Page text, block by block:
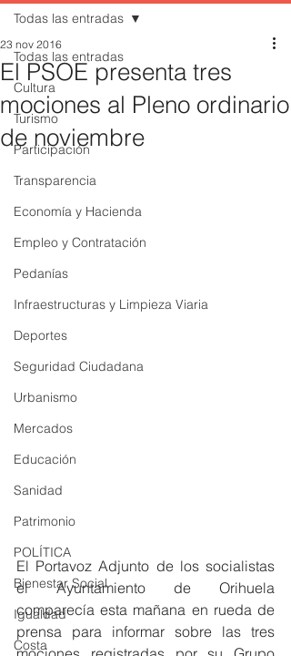
Todas las entradas
Cultura
Turismo
Participación
Transparencia
Economía y Hacienda
Empleo y Contratación
Pedanías
Infraestructuras y Limpieza Viaria
Deportes
Seguridad Ciudadana
Urbanismo
Mercados
Educación
Sanidad
Patrimonio
POLÍTICA
Bienestar Social
Igualdad
Costa
Todas las entradas
El PSOE presenta tres
mociones al Pleno ordinario
de noviembre
23 nov 2016
El Portavoz Adjunto de los socialistas
el Ayuntamiento de Orihuela
comparecía esta mañana en rueda de
prensa para informar sobre las tres